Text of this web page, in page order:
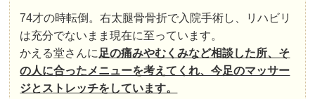
74才の時転倒。右太腿骨骨折で入院手術し、リハビリ
は充分でないまま現在に至っています。
かえる堂さんに 足の痛みやむくみなど相談した所、そ
の人に合ったメニューを考えてくれ、今足のマッサー
ジとストレッチをしています。